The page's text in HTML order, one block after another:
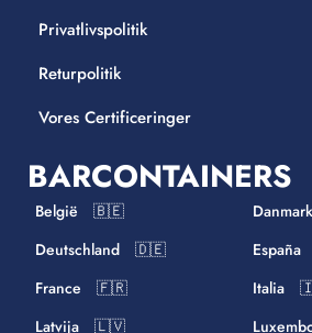
Privatlivspolitik
Returpolitik
Vores Certificeringer
BARCONTAINERS
België 🇧🇪
Deutschland 🇩🇪
France 🇫🇷
Italia
Latvija 🇱🇻